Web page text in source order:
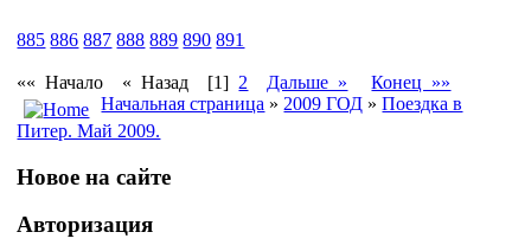
885 886 887 888 889 890 891
«« Начало « Назад [1] 2 Дальше »
Конец »»
Начальная страница » 2009 ГОД »Поездка в
Питер. Май 2009.
Новое на сайте
Авторизация